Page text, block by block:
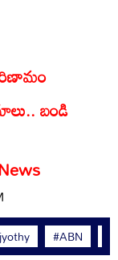
బండి
#ABN